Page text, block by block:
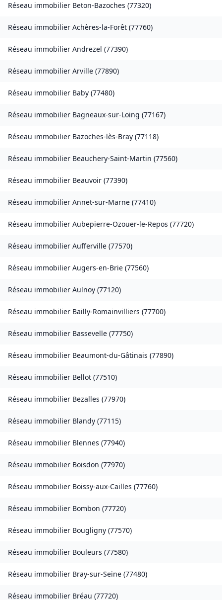
Réseau immobilier Beton-Bazoches (77320)
Réseau immobilier Achères-la-Forêt (77760)
Réseau immobilier Andrezel (77390)
Réseau immobilier Arville (77890)
Réseau immobilier Baby (77480)
Réseau immobilier Bagneaux-sur-Loing (77167)
Réseau immobilier Bazoches-lès-Bray (77118)
Réseau immobilier Beauchery-Saint-Martin (77560)
Réseau immobilier Beauvoir (77390)
Réseau immobilier Annet-sur-Marne (77410)
Réseau immobilier Aubepierre-Ozouer-le-Repos (77720)
Réseau immobilier Aufferville (77570)
Réseau immobilier Augers-en-Brie (77560)
Réseau immobilier Aulnoy (77120)
Réseau immobilier Bailly-Romainvilliers (77700)
Réseau immobilier Bassevelle (77750)
Réseau immobilier Beaumont-du-Gâtinais (77890)
Réseau immobilier Bellot (77510)
Réseau immobilier Bezalles (77970)
Réseau immobilier Blandy (77115)
Réseau immobilier Blennes (77940)
Réseau immobilier Boisdon (77970)
Réseau immobilier Boissy-aux-Cailles (77760)
Réseau immobilier Bombon (77720)
Réseau immobilier Bougligny (77570)
Réseau immobilier Bouleurs (77580)
Réseau immobilier Bray-sur-Seine (77480)
Réseau immobilier Bréau (77720)